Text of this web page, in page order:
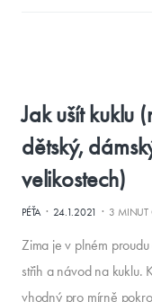
Jak ušít kuklu
dětský,
velikostech)
PÉŤA· 24.1.2021 · 3 MINUT
Zima je v plném
střih a návod na kuklu.
vhodný pro mírně